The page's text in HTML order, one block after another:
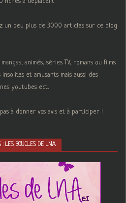
un peu plus de 3000 articles sur ce blog
animés, séries TV, romans ou films
et amusants mais aussi des
youtubes ect...
à donner vos avis et à participer !
LES BOUCLES DE LNA